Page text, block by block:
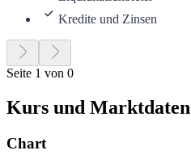
Kredite und Zinsen
Seite 1 von 0
Kurs und Marktdaten
Chart